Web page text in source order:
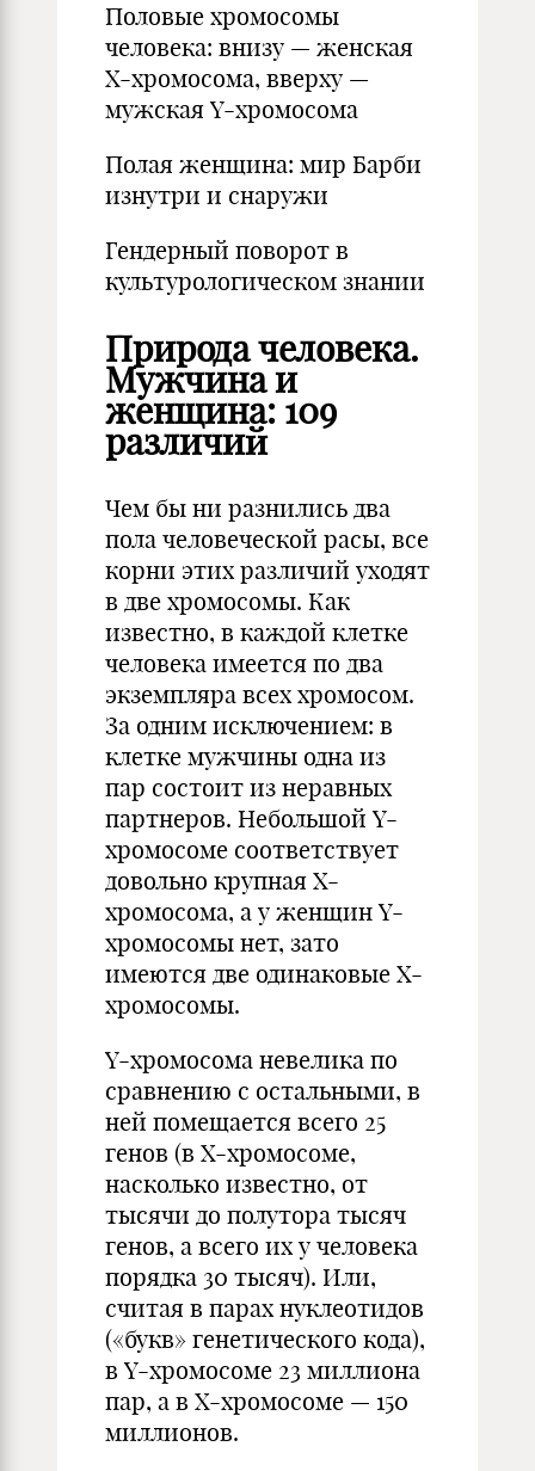
Половые хромосомы
человека: внизу — женская
Х-хромосома, вверху —
мужская Y-хромосома
Полая женщина: мир Барби
изнутри и снаружи
Гендерный поворот в
культурологическом знании
Природа человека.
Мужчина и
женщина: 109
различий
Чем бы ни разнились два
пола человеческой расы, все
корни этих различий уходят
в две хромосомы. Как
известно, в каждой клетке
человека имеется по два
экземпляра всех хромосом.
За одним исключением: в
клетке мужчины одна из
пар состоит из неравных
партнеров. Небольшой Y-
хромосоме соответствует
довольно крупная Х-
хромосома, а у женщин Y-
хромосомы нет, зато
имеются две одинаковые Х-
хромосомы.
Y-хромосома невелика по
сравнению с остальными, в
ней помещается всего 25
генов (в Х-хромосоме,
насколько известно, от
тысячи до полутора тысяч
генов, а всего их у человека
порядка 30 тысяч). Или,
считая в парах нуклеотидов
(«букв» генетического кода),
в Y-хромосоме 23 миллиона
пар, а в Х-хромосоме — 150
миллионов.